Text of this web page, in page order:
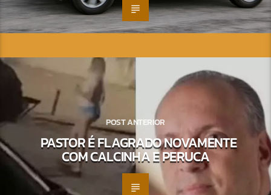
POST ANTERIOR
PASTOR É FLAGRADO NOVAMENTE
COM CALCINHA E PERUCA